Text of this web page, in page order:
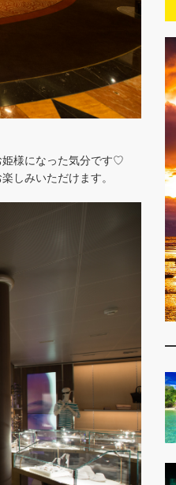
姫様になった気分です♡
しみいただけます。